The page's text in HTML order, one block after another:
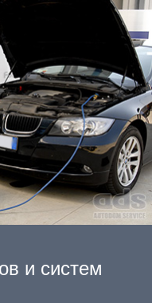
и систем